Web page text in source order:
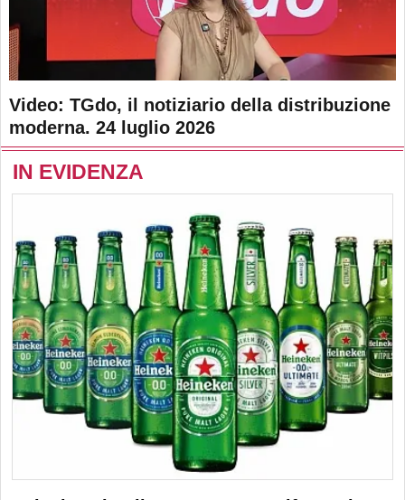
Video: TGdo, il notiziario della distribuzione
moderna. 24 luglio 2026
IN EVIDENZA